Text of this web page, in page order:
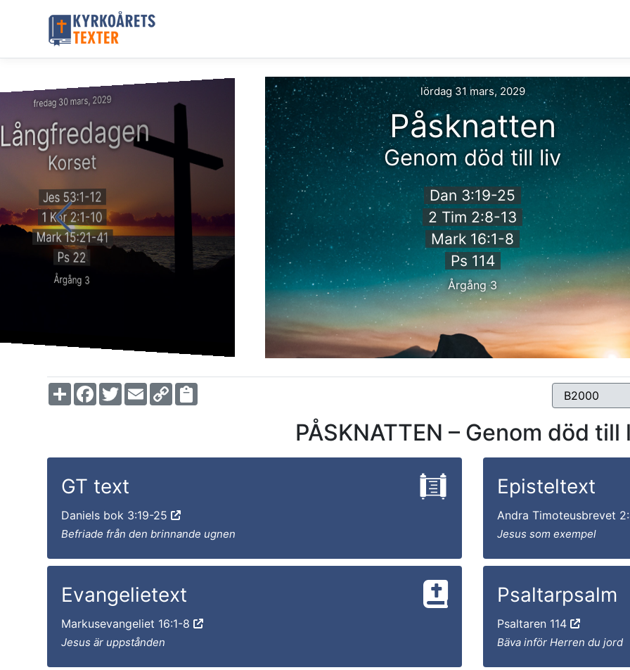
fredag 30 mars, 2029
Korset
Jes 53:1-12
1 Kor 2:1-10
Mark 15:21-41
Ps 22
Årgång 3
lördag 31 mars, 2029
Påsknatten
Genom död till liv
Dan 3:19-25
2 Tim 2:8-13
Mark 16:1-8
Ps 114
Årgång 3
ShareFacebook
TwitterEmailCopy
Link
PÅSKNATTEN – Genom död till
GT text
Daniels bok 3:19-25
Befriade från den brinnande ugnen
Episteltext
Andra Timoteusbrevet
Jesus som exempel
Evangelietext
Markusevangeliet 16:1-8
Jesus är uppstånden
Psaltarpsalm
Psaltaren 114
Bäva inför Herren du jord